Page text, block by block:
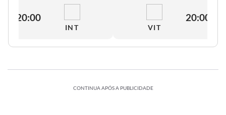
20:00
INT VIT
20:00
CONTINUA APÓS A PUBLICIDADE